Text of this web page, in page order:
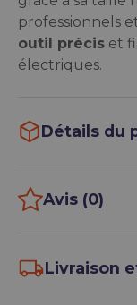
professionnels
outil précis et
électriques.
Détails du
Avis (0)
Livraison